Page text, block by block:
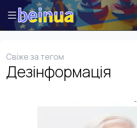
Історії
Ваша реклама
Досвід
Свіже за тегом
Дезінформація